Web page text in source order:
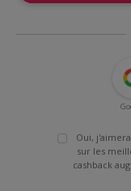
Oui,
sur les
cashback